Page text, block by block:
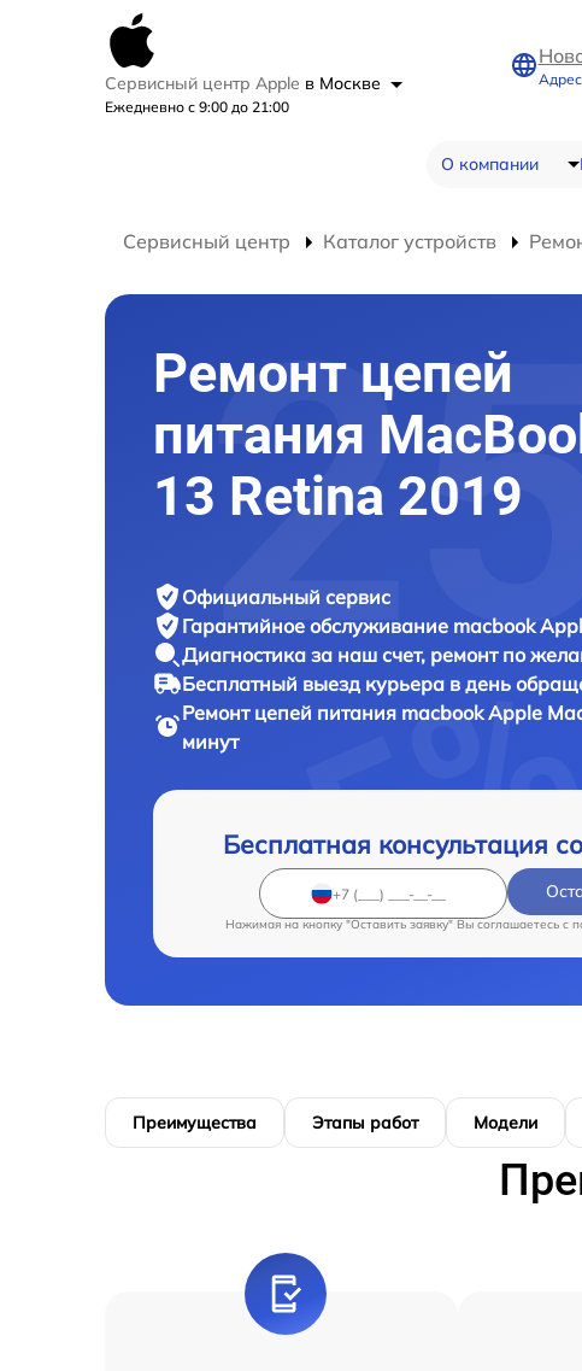
Сервисный центр Apple в Москве
Ежедневно с 9:00 до 21:00
О компании
Сервисный центр Каталог устройств
Ремонт цепей
питания
13 Retina 2019
Официальный сервис
Гарантийное обслуживание macbook
Диагностика за наш счет, ремонт по
Бесплатный выезд курьера в день
Ремонт цепей питания macbookApple
минут
Бесплатная консультация
Нажимая на кнопку "Оставить заявку" Вы соглашаетесь c
Преимущества Этапы работ Модели